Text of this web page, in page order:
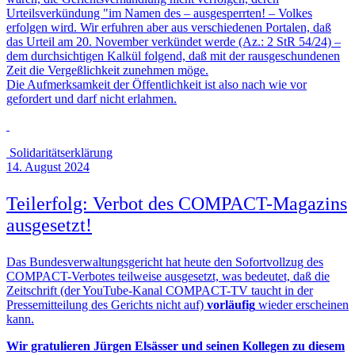
Urteilsverkündung "im Namen des – ausgesperrten! – Volkes
erfolgen wird. Wir erfuhren aber aus verschiedenen Portalen, daß
das Urteil am 20. November verkündet werde (Az.: 2 StR 54/24) –
dem durchsichtigen Kalkül folgend, daß mit der rausgeschundenen
Zeit die Vergeßlichkeit zunehmen möge.
Die Aufmerksamkeit der Öffentlichkeit ist also nach wie vor
gefordert und darf nicht erlahmen.
Solidaritätserklärung
14. August 2024
Teilerfolg: Verbot des COMPACT-Magazins
ausgesetzt!
Das Bundesverwaltungsgericht hat heute den Sofortvollzug des
COMPACT-Verbotes teilweise ausgesetzt, was bedeutet, daß die
Zeitschrift (der YouTube-Kanal COMPACT-TV taucht in der
Pressemitteilung des Gerichts nicht auf) vorläufig wieder erscheinen
kann.
Wir gratulieren Jürgen Elsässer und seinen Kollegen zu diesem